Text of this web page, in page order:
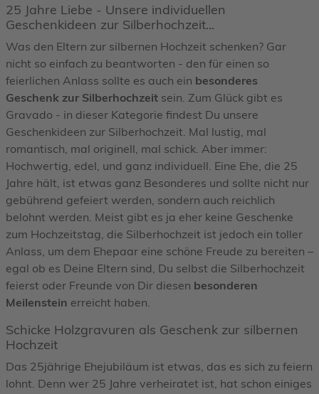
25 Jahre Liebe - Unsere individuellen
Geschenkideen zur Silberhochzeit...
Was den Eltern zur silbernen Hochzeit schenken? Gar
nicht so einfach zu beantworten - den für einen so
feierlichen Anlass sollte es auch ein besonderes
Geschenk zur Silberhochzeit sein. Zum Glück gibt es
Gravado - in dieser Kategorie findest Du unsere
Geschenkideen zur Silberhochzeit. Mal lustig, mal
romantisch, mal originell, mal schick. Aber immer:
Hochwertig, edel, und ganz individuell. Eine Ehe, die 25
Jahre hält, ist etwas ganz Besonderes und sollte nicht nur
gebührend gefeiert werden, sondern auch reichlich
belohnt werden. Meist gibt es ja eher keine Geschenke
zum Hochzeitstag, die Silberhochzeit ist jedoch ein toller
Anlass, um dem Ehepaar eine schöne Freude zu bereiten –
egal ob es Deine Eltern sind, Du selbst die Silberhochzeit
feierst oder Freunde von Dir diesen besonderen
Meilenstein erreicht haben.
Schicke Holzgravuren als Geschenk zur silbernen
Hochzeit
Das 25jährige Ehejubiläum ist etwas, das es sich zu feiern
lohnt. Denn wer 25 Jahre verheiratet ist, hat schon einiges